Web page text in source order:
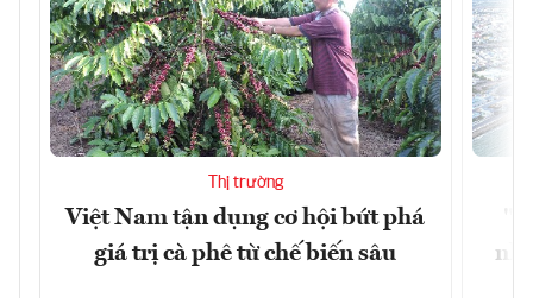
Thị trường
Việt Nam tận dụng cơ hội bứt phá
giá trị cà phê từ chế biến sâu